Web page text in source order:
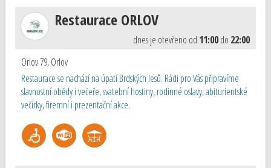
Restaurace ORLOV
dnes je otevřeno od 11:00do 22:00
Orlov 79,Orlov
Restaurace se nachází na úpatí Brdských lesů. Rádi pro Vás připravíme
slavnostní obědy i večeře, svatební hostiny, rodinné oslavy, abiturientské
večírky, firemní i prezentační akce.